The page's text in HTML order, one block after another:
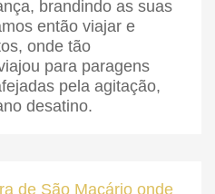
brandindo as suas
então viajar e
onde tão
para paragens
pela agitação,
desatino.